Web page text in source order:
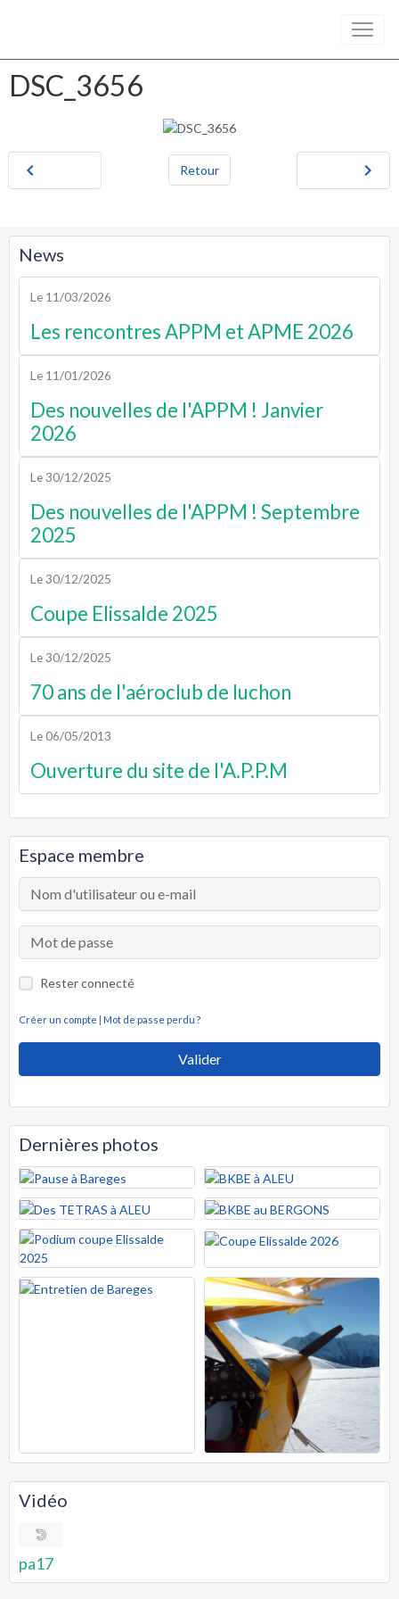
DSC_3656
Retour
News
Le 11/03/2026
Les rencontres APPM et APME 2026
Le 11/01/2026
Des nouvelles de l'APPM ! Janvier
2026
Le 30/12/2025
Des nouvelles de l'APPM ! Septembre
2025
Le 30/12/2025
Coupe Elissalde 2025
Le 30/12/2025
70 ans de l'aéroclub de luchon
Le 06/05/2013
Ouverture du site de l'A.P.P.M
Espace membre
Rester connecté
Créer un compte | Mot de passe perdu ?
Valider
Dernières photos
Vidéo
pa17